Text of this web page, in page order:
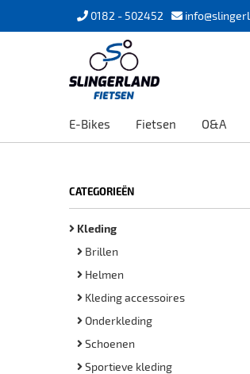
0182 - 502452
E-Bikes Fietsen O&A
CATEGORIEËN
Kleding
Brillen
Helmen
Kleding accessoires
Onderkleding
Schoenen
Sportieve kleding